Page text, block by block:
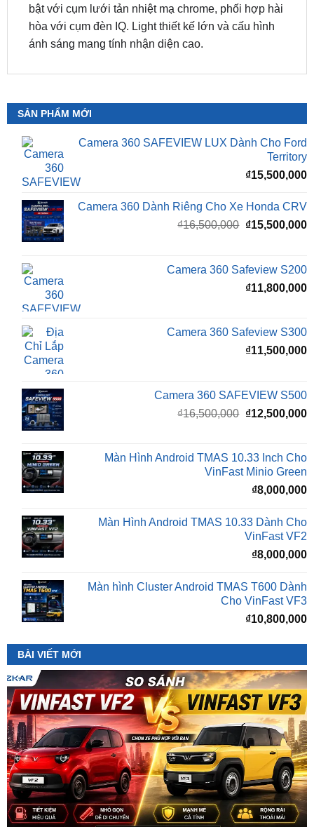
ánh sáng mang tính nhận diện cao.
SẢN PHẨM MỚI
Camera 360 SAFEVIEW LUX Dành Cho Ford
₫15,500,000
Camera 360 Dành Riêng Cho Xe Honda CRV
gốc
₫16,500,000.
Camera 360 Safeview S200
Camera 360 Safeview S300
Camera 360 SAFEVIEW S500
gốc
₫16,500,000.
Màn Hình Android TMAS 10.33 Inch Cho
₫8,000,000
Màn Hình Android TMAS 10.33 Dành Cho
₫8,000,000
Màn hình Cluster Android TMAS T600 Dành
₫10,800,000
BÀI VIẾT MỚI
So Sánh VinFast VF2 Với VinFast VF3 Chi Tiết